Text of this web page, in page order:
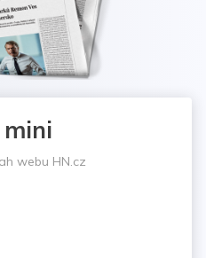
mini
webu HN.cz